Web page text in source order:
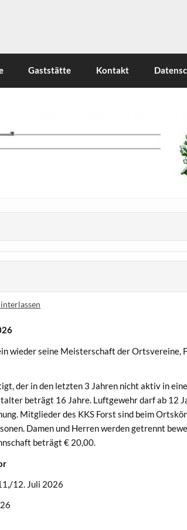
Gaststätte Kontakt
wieder seine Meisterschaft der Ortsvereine,
der in den letzten 3 Jahren nicht aktiv in
beträgt 16 Jahre. Luftgewehr darf ab 12
Mitglieder des KKS Forst sind beim
Damen und Herren werden getrennt
beträgt € 20,00.
12. Juli 2026